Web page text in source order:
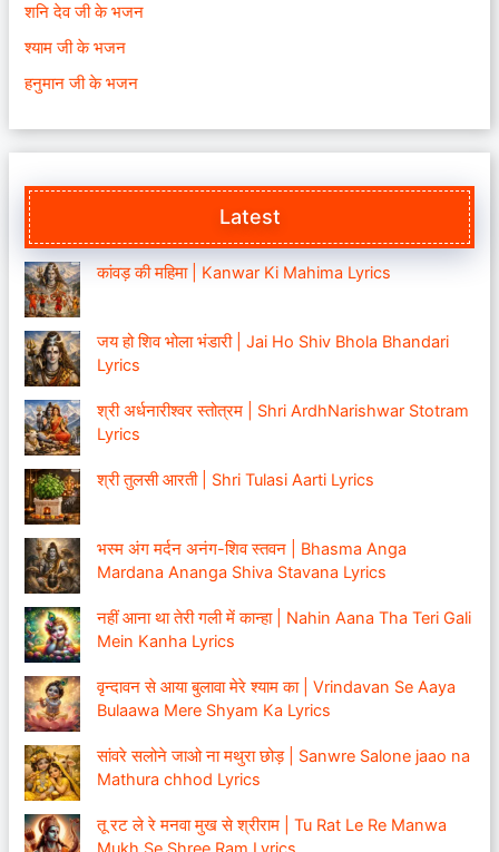
शनि देव जी के भजन
श्याम जी के भजन
हनुमान जी के भजन
Latest
कांवड़ की महिमा | Kanwar Ki Mahima Lyrics
जय हो शिव भोला भंडारी | Jai Ho Shiv Bhola Bhandari
Lyrics
श्री अर्धनारीश्वर स्तोत्रम | Shri ArdhNarishwar Stotram
Lyrics
श्री तुलसी आरती | Shri Tulasi Aarti Lyrics
भस्म अंग मर्दन अनंग-शिव स्तवन | Bhasma Anga
Mardana Ananga Shiva Stavana Lyrics
नहीं आना था तेरी गली में कान्हा | Nahin Aana Tha Teri Gali
Mein Kanha Lyrics
वृन्दावन से आया बुलावा मेरे श्याम का | Vrindavan Se Aaya
Bulaawa Mere Shyam Ka Lyrics
सांवरे सलोने जाओ ना मथुरा छोड़ | Sanwre Salone jaao na
Mathura chhod Lyrics
तू रट ले रे मनवा मुख से श्रीराम | Tu Rat Le Re Manwa